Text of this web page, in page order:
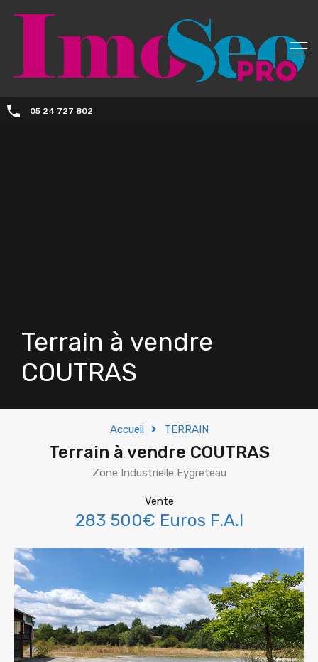
05 24 727 802
Terrain à vendre
COUTRAS
Accueil TERRAIN
Terrain à vendre COUTRAS
Zone Industrielle Eygreteau
Vente
283 500€ Euros F.A.I